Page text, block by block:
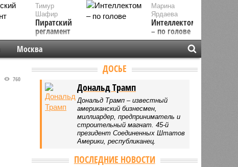
Марина
Ярдаева
Интеллектом
– по голове
Тимур
Шафир
Пиратский
регламент
Москва
760
ДОСЬЕ
Дональд Трамп
Дональд Трамп – известный
американский бизнесмен,
миллиардер, предприниматель и
строительный магнат. 45-й
президент Соединенных Штатов
Америки, республиканец.
ПОСЛЕДНИЕ НОВОСТИ